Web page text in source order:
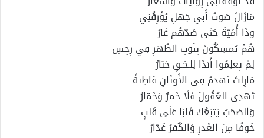
مَازَالَ صَوتُ أَبي جَهلِ يُؤَرِقُنِي
وذَا أُمَيّةَ حَتَى صَدّهُم غَارُ
هُمْ يُمسِكُونَ بِثَوبِ الطُهرِ فِي رِجِسِ
لِمْ يِعلِمُوا أَبَدًا لِلـحَـقِ جَبّارُ
مَازِلتَ تَهدمُ فِي الأَوثَانِ قَاطِبةً
تَهدِي العُقُولَ فَلَا خَمرٌ وَخَمّارُ
وَالصَحَبُ يَتبَعُكَ قَلبَا عَلَى قَلبٍ
خَوفًا مِنَ الغَدرِ وَالكُفرُ غَدّارُ